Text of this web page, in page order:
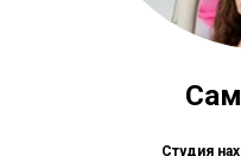
Студия